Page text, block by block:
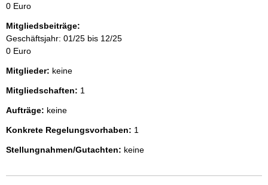
0 Euro
Mitgliedsbeiträge:
Geschäftsjahr: 01/25 bis 12/25
0 Euro
Mitglieder: keine
Mitgliedschaften: 1
Aufträge: keine
Konkrete Regelungsvorhaben: 1
Stellungnahmen/Gutachten: keine